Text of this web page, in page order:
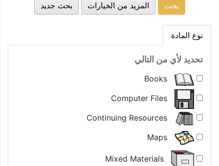
المزيد من الخيارات بحث جديد
نوع المادة
تحديد لأي من التالي
Books
Computer Files
Continuing Resources
Maps
Mixed Materials